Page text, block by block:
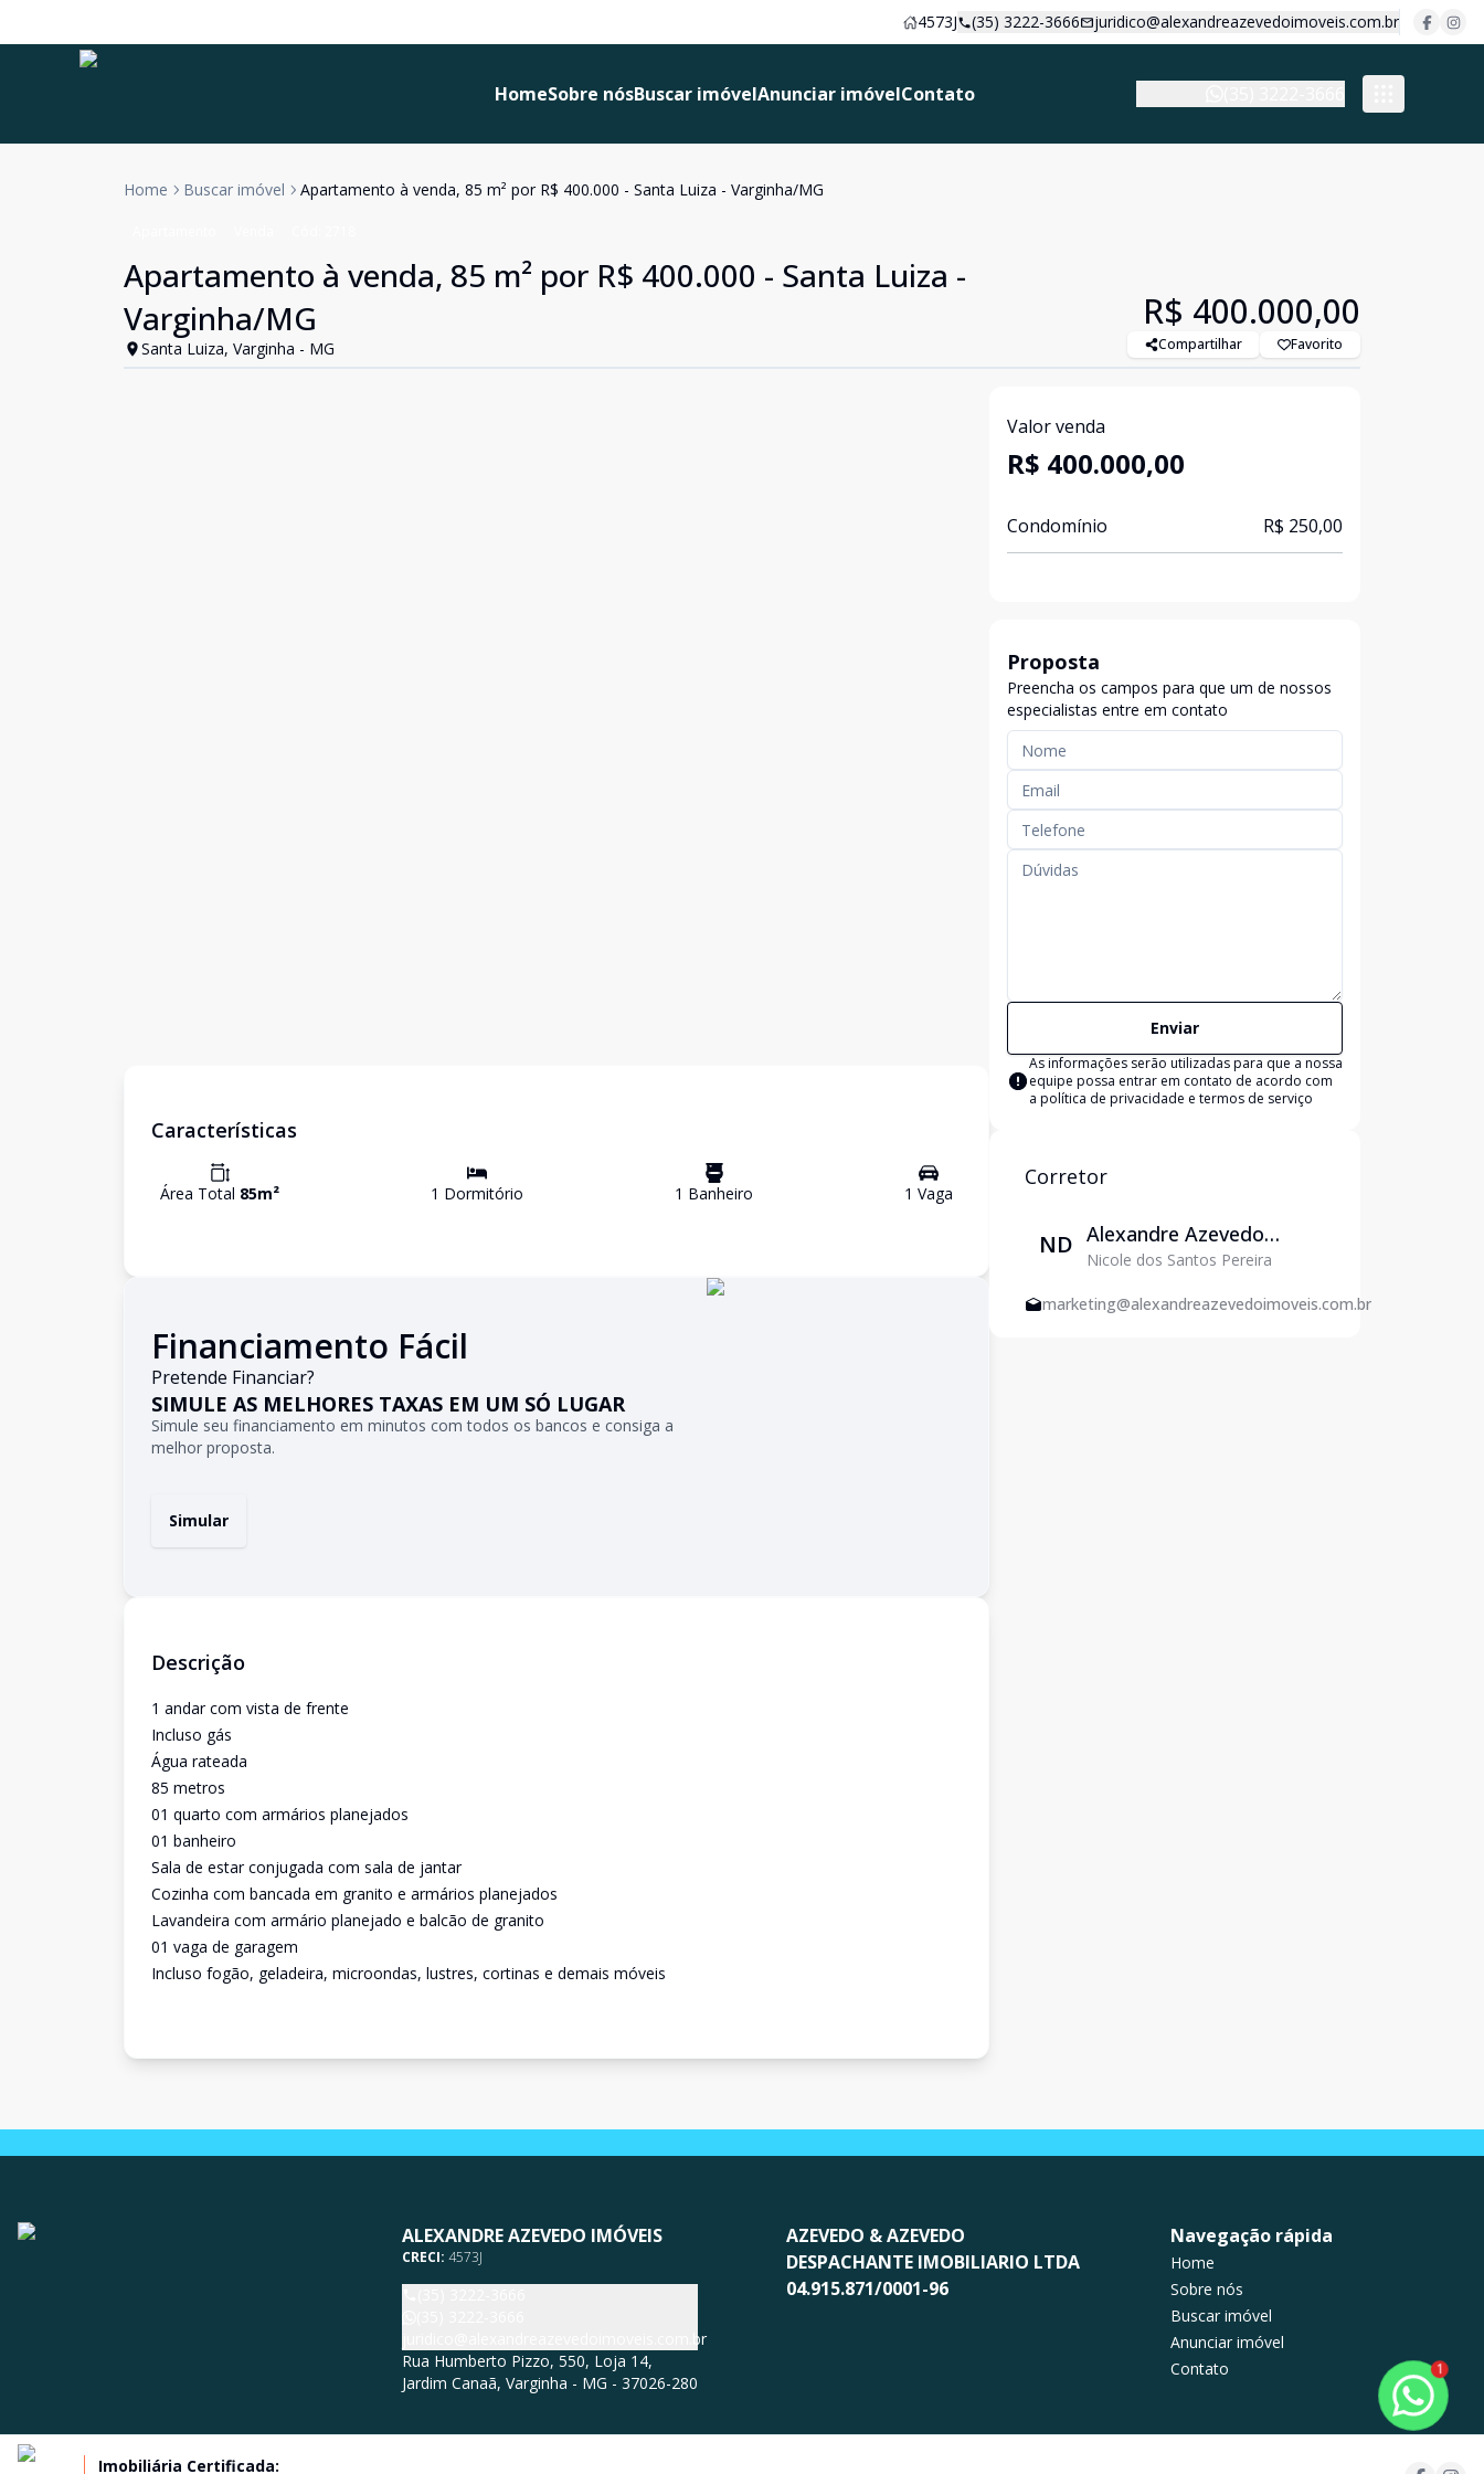
4573J (35) 3222-3666 juridico@alexandreazevedoimoveis.com.br
HomeSobre nósBuscar imóvelAnunciar imóvelContato
Home Buscar imóvel Apartamento à venda, 85 m² por R$ 400.000 - Santa Luiza - Varginha/MG
Apartamento à venda, 85 m² por R$ 400.000 - Santa Luiza -
Varginha/MG
Santa Luiza, Varginha - MG
R$ 400.000,00
Compartilhar Favorito
Características
Área Total 85m² 1 Dormitório 1 Banheiro 1 Vaga
Financiamento Fácil
Pretende Financiar?
SIMULE AS MELHORES TAXAS EM UM SÓ LUGAR
Simule seu financiamento em minutos com todos os bancos e consiga a
melhor proposta.
Simular
Descrição
1 andar com vista de frente
Incluso gás
Água rateada
85 metros
01 quarto com armários planejados
01 banheiro
Sala de estar conjugada com sala de jantar
Cozinha com bancada em granito e armários planejados
Lavandeira com armário planejado e balcão de granito
01 vaga de garagem
Incluso fogão, geladeira, microondas, lustres, cortinas e demais móveis
Valor venda
R$ 400.000,00
Condomínio R$ 250,00
Proposta
Preencha os campos para que um de nossos
especialistas entre em contato
Enviar
As informações serão utilizadas para que a nossa
equipe possa entrar em contato de acordo com
a política de privacidade e termos de serviço
Corretor
ND Alexandre Azevedo
Imóveis - Venda e
Locação em Varginha
Nicole dos Santos Pereira
marketing@alexandreazevedoimoveis.com.br
ALEXANDRE AZEVEDO IMÓVEIS
CRECI: 4573J
juridico@alexandreazevedoimoveis.com.br
Rua Humberto Pizzo, 550, Loja 14,
Jardim Canaã, Varginha - MG - 37026-280
AZEVEDO & AZEVEDO
DESPACHANTE IMOBILIARIO LTDA
04.915.871/0001-96
Navegação rápida
Home
Sobre nós
Buscar imóvel
Anunciar imóvel
Contato
Imobiliária Certificada:
1